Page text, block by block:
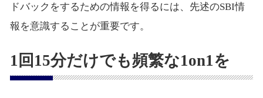
ドバックをするための情報を得るには、先述のSBI情
報を意識することが重要です。
1回15分だけでも頻繁な1on1を